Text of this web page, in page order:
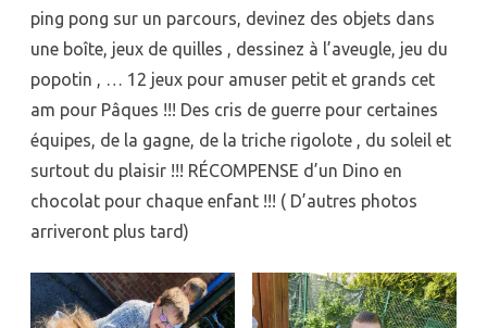
ping pong sur un parcours, devinez des objets dans
une boîte, jeux de quilles , dessinez à l’aveugle, jeu du
popotin , … 12 jeux pour amuser petit et grands cet
am pour Pâques !!! Des cris de guerre pour certaines
équipes, de la gagne, de la triche rigolote , du soleil et
surtout du plaisir !!! RÉCOMPENSE d’un Dino en
chocolat pour chaque enfant !!! ( D’autres photos
arriveront plus tard)